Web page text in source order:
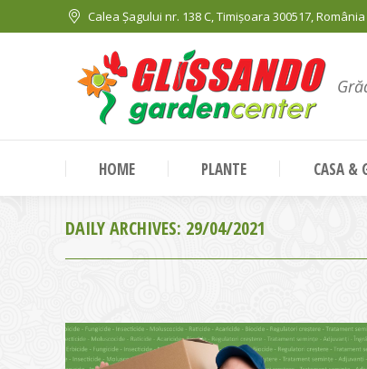
Calea Șagului nr. 138 C, Timișoara 300517, România
HOME PLANTE CASA &
DAILY ARCHIVES: 29/04/2021